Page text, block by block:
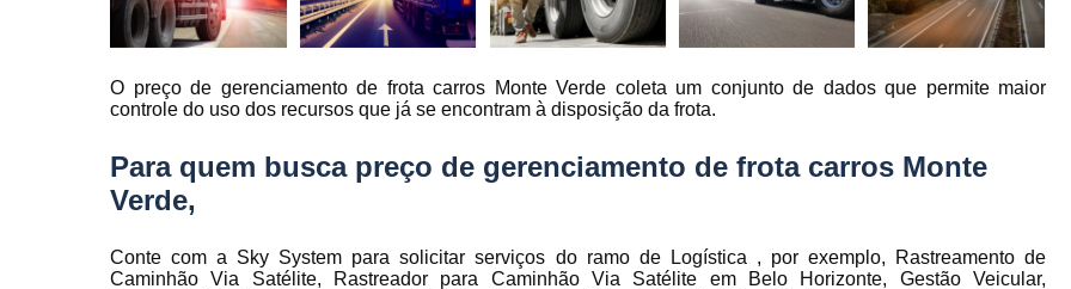
Rastreadores
automotivos
Rastreadores
de caminhões
de carros
Rastreamento
Controle de Manutenção de Frota de
Sistema de Fadiga
Empresa de
Empresa de Rastreadores de Veiculos
Empresa de Rastreamento por
Empresa
Gerenciamento de Frota Belo
O preço de gerenciamento de frota carros Monte Verde coleta um conjunto de dados que permite maior
controle do uso dos recursos que já se encontram à disposição da frota.
Para quem busca preço de gerenciamento de frota carros Monte
Verde,
Conte com a Sky System para solicitar serviços do ramo de Logística , por exemplo, Rastreamento de
Caminhão Via Satélite, Rastreador para Caminhão Via Satélite em Belo Horizonte, Gestão Veicular,